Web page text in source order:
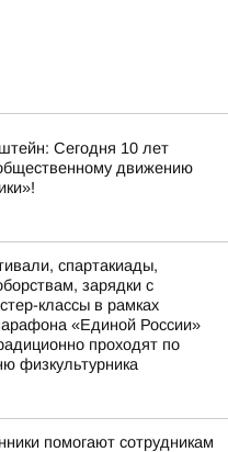
Сегодня 10 лет
движению
спартакиады,
зарядки с
классы в рамках
«Единой России»
проходят по
физкультурника
помогают сотрудникам